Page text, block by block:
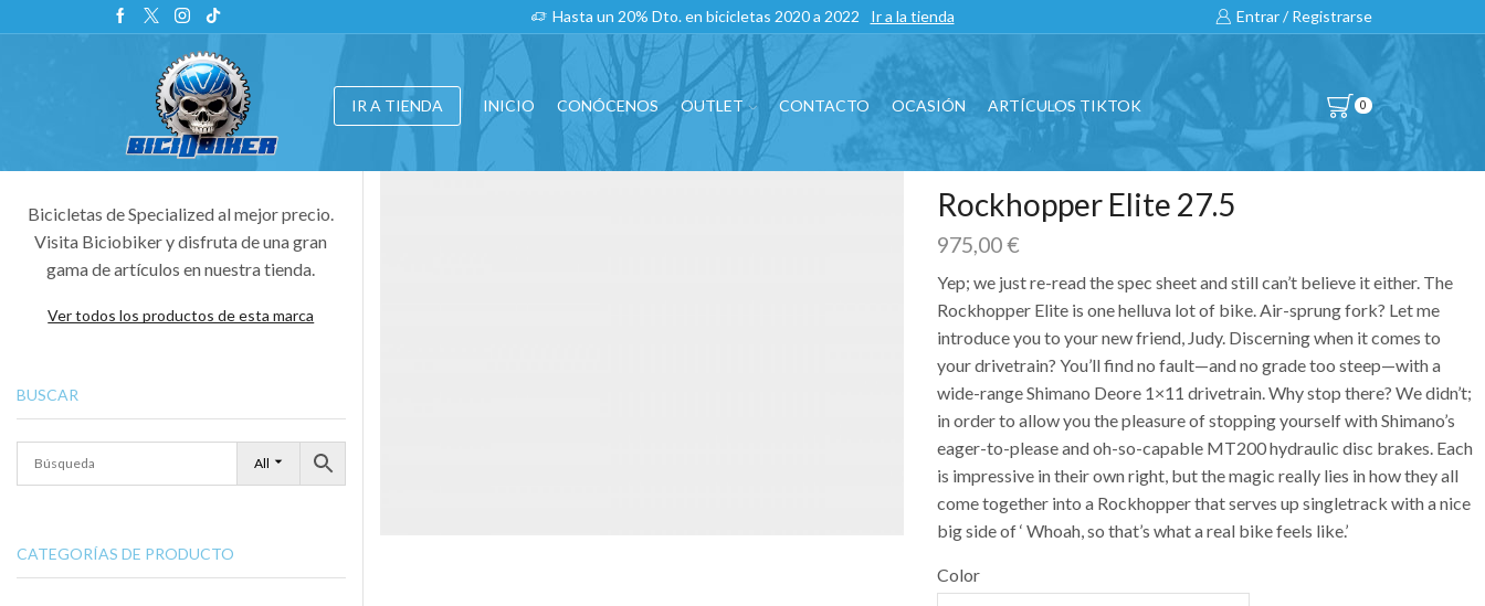
Hasta un 20% Dto. en bicicletas 2020 a 2022 Ir a la tienda Entrar / Registrarse
IR A TIENDA INICIO CONÓCENOS OUTLET CONTACTO OCASIÓN ARTÍCULOS TIKTOK 0
Rockhopper Elite 27.5
975,00€
Yep; we just re-read the spec sheet and still can’t believe it either. The
Rockhopper Elite is one helluva lot of bike. Air-sprung fork? Let me
introduce you to your new friend, Judy. Discerning when it comes to
your drivetrain? You’ll find no fault—and no grade too steep—with a
wide-range Shimano Deore 1×11 drivetrain. Why stop there? We didn’t;
in order to allow you the pleasure of stopping yourself with Shimano’s
eager-to-please and oh-so-capable MT200 hydraulic disc brakes. Each
is impressive in their own right, but the magic really lies in how they all
come together into a Rockhopper that serves up singletrack with a nice
big side of ‘ Whoah, so that’s what a real bike feels like.’
Color
Bicicletas de Specialized al mejor precio.
Visita Biciobiker y disfruta de una gran
gama de artículos en nuestra tienda.
Ver todos los productos de esta marca
BUSCAR
All
CATEGORÍAS DE PRODUCTO